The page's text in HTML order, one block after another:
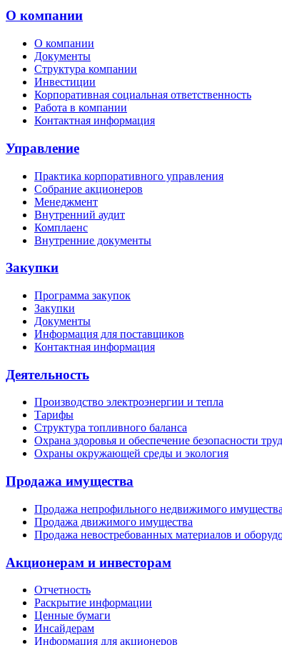
О компании
О компании
Документы
Структура компании
Инвестиции
Корпоративная социальная ответственность
Работа в компании
Контактная информация
Управление
Практика корпоративного управления
Собрание акционеров
Менеджмент
Внутренний аудит
Комплаенс
Внутренние документы
Закупки
Программа закупок
Закупки
Документы
Информация для поставщиков
Контактная информация
Деятельность
Производство электроэнергии и тепла
Тарифы
Структура топливного баланса
Охрана здоровья и обеспечение безопасности
Охраны окружающей среды и экология
Продажа имущества
Продажа непрофильного недвижимого имущества
Продажа движимого имущества
Продажа невостребованных материалов и
Акционерам и инвесторам
Отчетность
Раскрытие информации
Ценные бумаги
Инсайдерам
Информация для акционеров